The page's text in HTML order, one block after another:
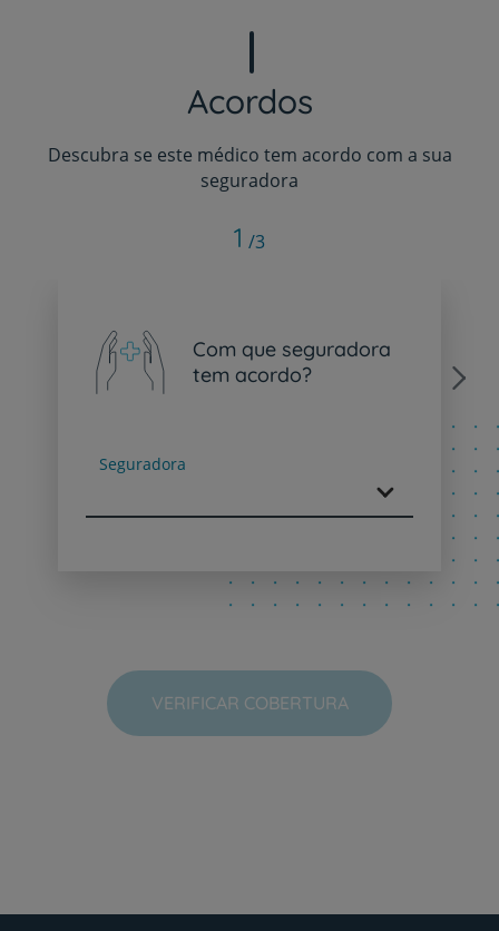
Acordos
Descubra se este médico tem acordo com a sua
seguradora
Com que seguradora
tem acordo?
Seguradora
Next
1 /3
VERIFICAR COBERTURA